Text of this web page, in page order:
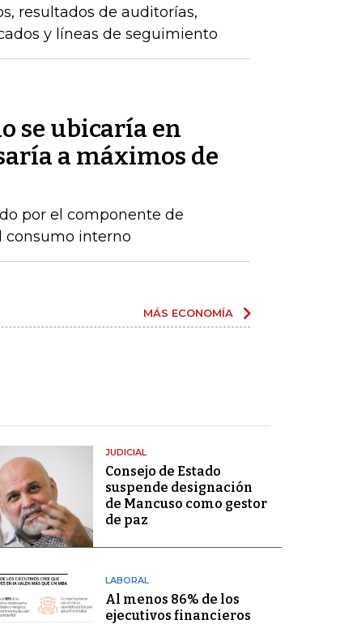
resultados de auditorías,
y líneas de seguimiento
se ubicaría en
a máximos de
por el componente de
consumo interno
MÁS ECONOMÍA
JUDICIAL
Consejo de Estado
suspende designación
de Mancuso como gestor
de paz
LABORAL
Al menos 86% de los
ejecutivos financieros